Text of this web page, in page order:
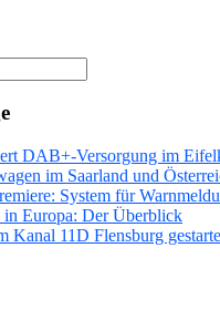
DAB+-Versorgung im
im Saarland und
System für
Europa: Der Überblick
Kanal 11D Flensburg